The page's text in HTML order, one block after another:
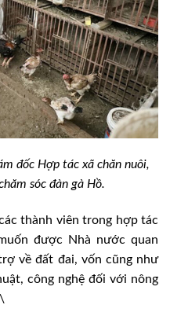
đốc Hợp tác xã chăn nuôi,
sóc đàn gà Hồ.
thành viên trong hợp tác
được Nhà nước quan
về đất đai, vốn cũng như
công nghệ đối với nông